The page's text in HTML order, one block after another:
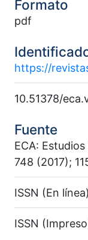
Formato
pdf
https://
10.51378/
Fuente
ECA:
748 (2017);
ISSN (En
ISSN